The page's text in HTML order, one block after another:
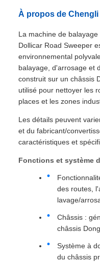
À propos de
La machine de
Dollicar Road Sweeper
environnemental
balayage, d'arrosage et
construit sur un châssis
utilisé pour nettoyer les
places et les zones
Les détails peuvent
et du fabricant/
caractéristiques et
Fonctions et système
des routes,
lavage/
Châssis :
châssis
Système à
du châssis